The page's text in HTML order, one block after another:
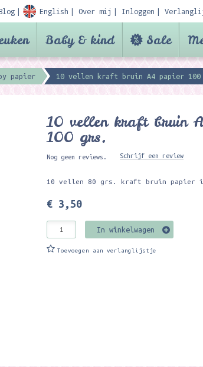
English Over mij Inloggen
Baby & kind Sale
papier 10 vellen kraft bruin A4 papier 100
10 vellen kraft bruin
100 grs.
Nog geen reviews. Schrijf een review
10 vellen 80 grs. kraft bruin papier
€ 3,50
In winkelwagen
Toevoegen aan verlanglijstje